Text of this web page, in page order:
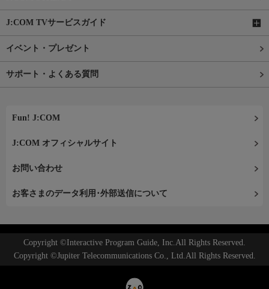
J:COM TVサービスガイド
イベント・プレゼント
サポート・よくある質問
Fun! J:COM
J:COM オフィシャルサイト
お問い合わせ
お客さまのデータ利用･外部送信について
Copyright ©Interactive Program Guide, Inc.All Rights Reserved.
Copyright ©Jupiter Telecommunications Co., Ltd.All Rights Reserved.